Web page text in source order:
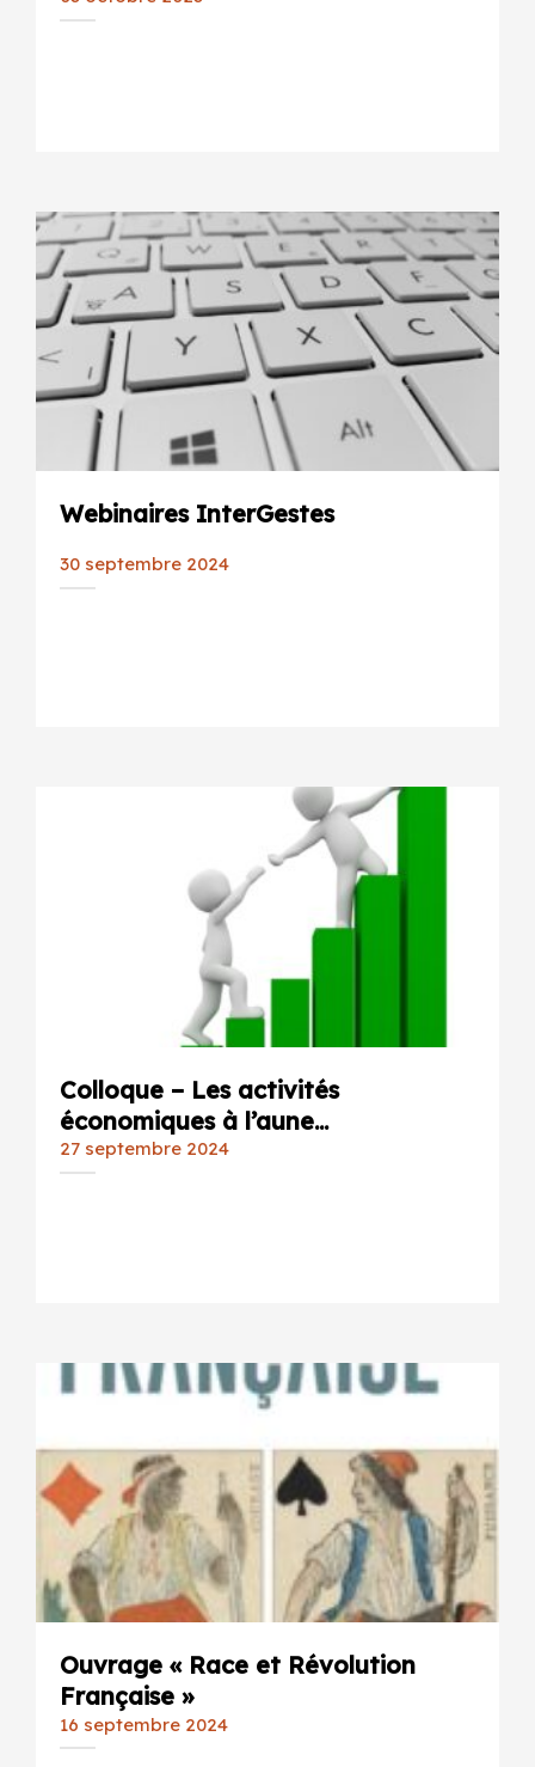
Webinaires InterGestes
30 septembre 2024
Colloque – Les activités
économiques à l’aune...
27 septembre 2024
Ouvrage « Race et Révolution
Française »
16 septembre 2024